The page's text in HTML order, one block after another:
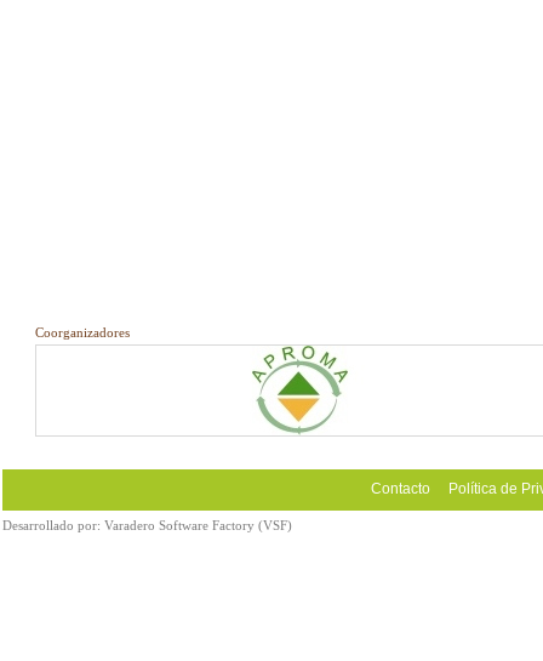
Coorganizadores
Contacto Política de
Desarrollado por: Varadero Software Factory (VSF)